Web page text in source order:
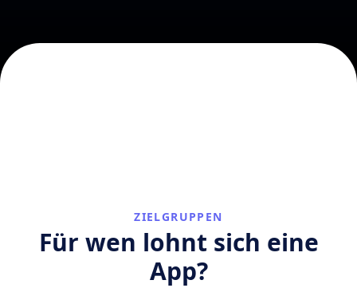
ZIELGRUPPEN
Für wen lohnt sich eine
App?